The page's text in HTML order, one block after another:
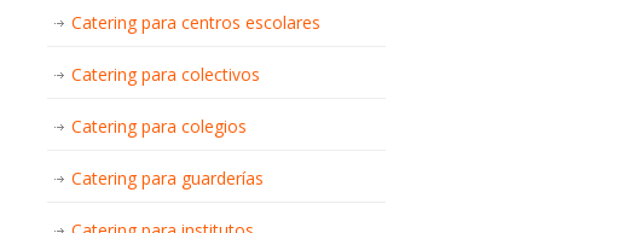
Catering para centros escolares
Catering para colectivos
Catering para colegios
Catering para guarderías